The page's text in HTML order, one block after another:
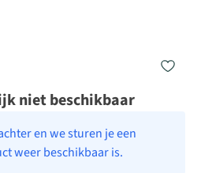
niet beschikbaar
en we sturen je een
weer beschikbaar is.